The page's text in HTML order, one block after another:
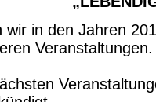
wir in den Jahren
Veranstaltungen.